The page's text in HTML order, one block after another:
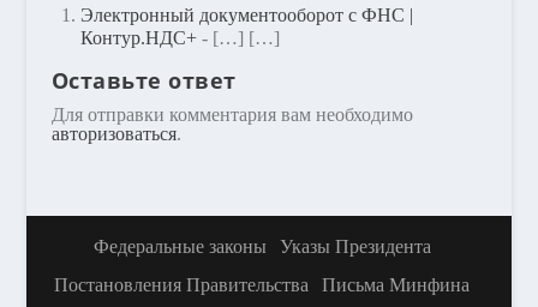
Электронный документооборот с ФНС |
Контур.НДС+- […] […]
Оставьте ответ
Для отправки комментария вам необходимо
авторизоваться.
Федеральные законы
Указы Президента
Постановления Правительства
Письма Минфина